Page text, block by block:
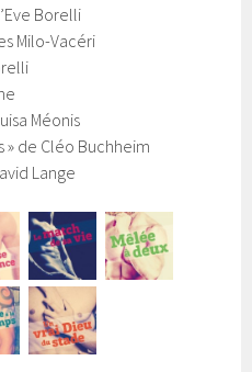
Borelli
Milo-Vacéri
Méonis
de Cléo Buchheim
Lange